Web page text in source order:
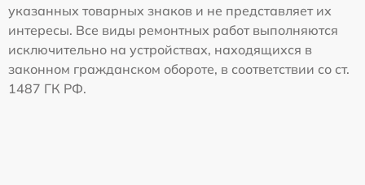
указанных товарных знаков и не представляет их
интересы. Все виды ремонтных работ выполняются
исключительно на устройствах, находящихся в
законном гражданском обороте, в соответствии со ст.
1487 ГК РФ.